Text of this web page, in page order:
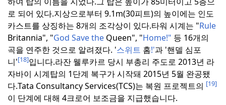
로 되어 있다.지상으로부터 9.1m(30피트)의 높이에는 인도
카스트를 상징하는 8개의 조각상이 있다.타워 시계는 "Rule
Britannia", "God Save the Queen", "Home!" 등 16개의
곡을 연주한 것으로 알려졌다. '스위트 홈!'과 '핸델 심포
니'[18]입니다.라잔 웰루카르 당시 부총리 주도로 2013년 라
자바이 시계탑의 1단계 복구가 시작돼 2015년 5월 완공됐
다.Tata Consultancy Services(TCS)는 복원 프로젝트의 [19]
이 단계에 대해 4크로어 보조금을 지급했습니다.